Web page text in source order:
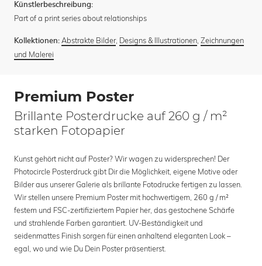
Künstlerbeschreibung:
Part of a print series about relationships
Kollektionen: Abstrakte Bilder, Designs & Illustrationen Zeichnungen
und Malerei
Premium Poster
Brillante Posterdrucke auf 260 g / m²
starken Fotopapier
Kunst gehört nicht auf Poster? Wir wagen zu widersprechen! Der
Photocircle Posterdruck gibt Dir die Möglichkeit, eigene Motive oder
Bilder aus unserer Galerie als brillante Fotodrucke fertigen zu lassen.
Wir stellen unsere Premium Poster mit hochwertigem, 260 g / m²
festem und FSC-zertifiziertem Papier her, das gestochene Schärfe
und strahlende Farben garantiert. UV-Beständigkeit und
seidenmattes Finish sorgen für einen anhaltend eleganten Look –
egal, wo und wie Du Dein Poster präsentierst.